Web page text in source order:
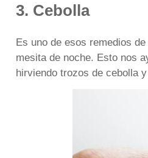
3. Cebolla
Es uno de esos remedios
mesita de noche. Esto nos
hirviendo trozos de cebolla